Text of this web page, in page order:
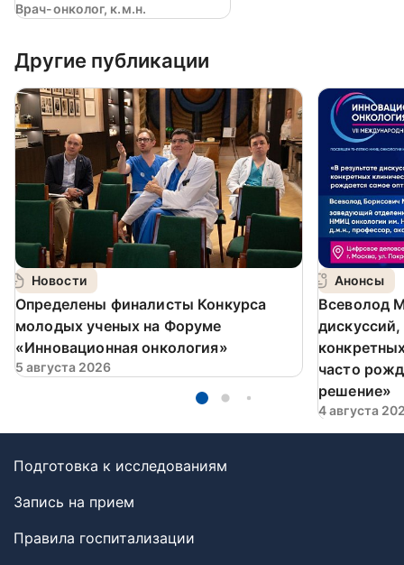
Врач-онколог, к.м.н.
Другие публикации
Новости
Определены финалисты Конкурса
молодых ученых на Форуме
«Инновационная онкология»
5 августа 2026
Анонсы
Всеволод
часто
решение»
4 августа
Подготовка к исследованиям
Запись на прием
Правила госпитализации